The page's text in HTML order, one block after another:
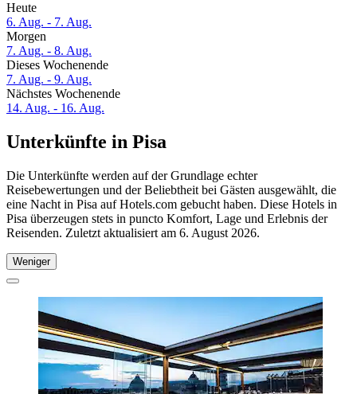
Heute
6. Aug. - 7. Aug.
Morgen
7. Aug. - 8. Aug.
Dieses Wochenende
7. Aug. - 9. Aug.
Nächstes Wochenende
14. Aug. - 16. Aug.
Unterkünfte in Pisa
Die Unterkünfte werden auf der Grundlage echter
Reisebewertungen und der Beliebtheit bei Gästen ausgewählt, die
eine Nacht in Pisa auf Hotels.com gebucht haben. Diese Hotels in
Pisa überzeugen stets in puncto Komfort, Lage und Erlebnis der
Reisenden. Zuletzt aktualisiert am 6. August 2026.
Weniger